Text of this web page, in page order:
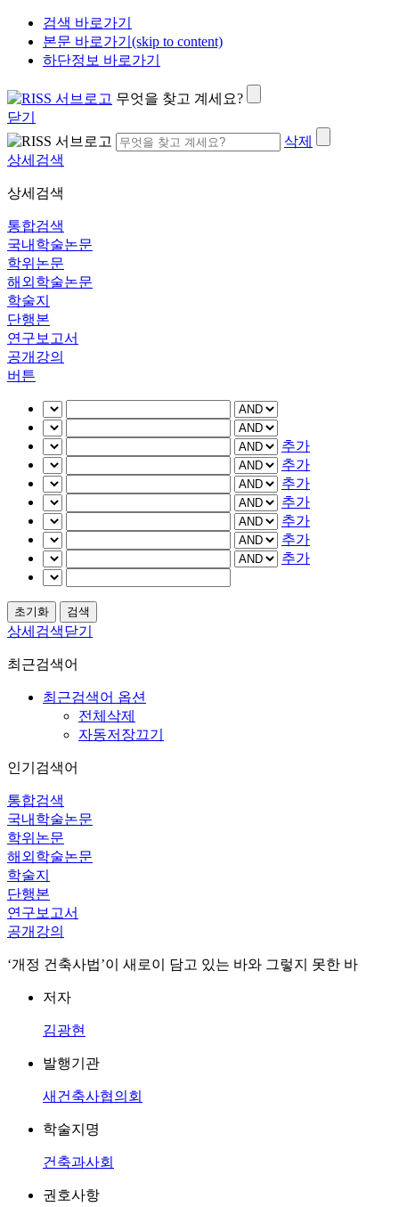
검색 바로가기
본문 바로가기(skip to content)
하단정보 바로가기
무엇을 찾고 계세요?
닫기
삭제
상세검색
상세검색
통합검색
국내학술논문
학위논문
해외학술논문
학술지
단행본
연구보고서
공개강의
버튼
추가
추가
추가
추가
추가
추가
추가
상세검색닫기
최근검색어
최근검색어 옵션
전체삭제
자동저장끄기
인기검색어
통합검색
국내학술논문
학위논문
해외학술논문
학술지
단행본
연구보고서
공개강의
‘개정 건축사법’이 새로이 담고 있는 바와 그렇지 못한 바
저자
김광현
발행기관
새건축사협의회
학술지명
건축과사회
권호사항